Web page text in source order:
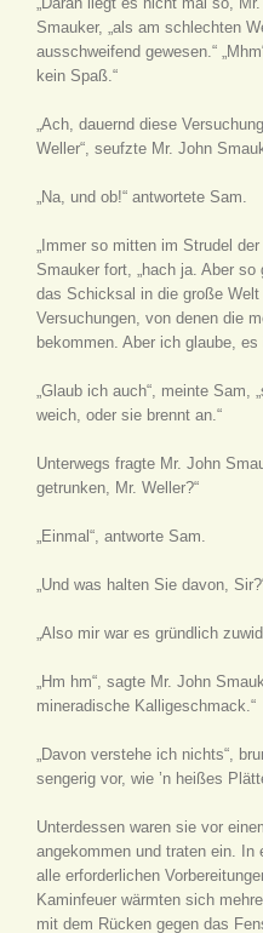
Smauker, „als am schlechten
ausschweifend gewesen.“
kein Spaß.“
„Ach, dauernd diese
Weller“, seufzte Mr. John
„Na, und ob!“ antwortete Sam.
„Immer so mitten im Strudel
Smauker fort, „hach ja. Aber
das Schicksal in die große
Versuchungen, von denen die
bekommen. Aber ich glaube,
„Glaub ich auch“, meinte Sam,
weich, oder sie brennt an.“
Unterwegs fragte Mr. John
getrunken, Mr. Weller?“
„Einmal“, antworte Sam.
„Und was halten Sie davon,
„Also mir war es gründlich
„Hm hm“, sagte Mr. John
mineradische Kalligeschmack.“
„Davon verstehe ich nichts“,
sengerig vor, wie ’n heißes
Unterdessen waren sie vor
angekommen und traten ein. In
alle erforderlichen
Kaminfeuer wärmten sich
mit dem Rücken gegen das